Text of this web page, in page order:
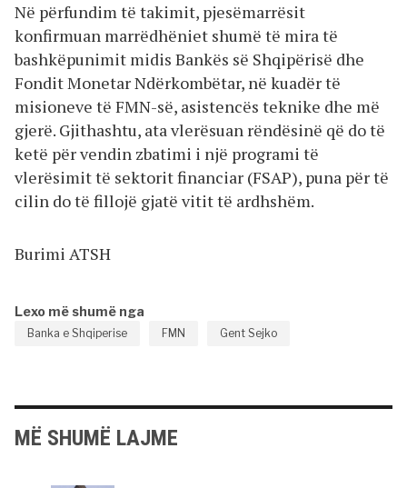
Në përfundim të takimit, pjesëmarrësit
konfirmuan marrëdhëniet shumë të mira të
bashkëpunimit midis Bankës së Shqipërisë dhe
Fondit Monetar Ndërkombëtar, në kuadër të
misioneve të FMN-së, asistencës teknike dhe më
gjerë. Gjithashtu, ata vlerësuan rëndësinë që do të
ketë për vendin zbatimi i një programi të
vlerësimit të sektorit financiar (FSAP), puna për të
cilin do të fillojë gjatë vitit të ardhshëm.
Burimi ATSH
Lexo më shumë nga
Banka e Shqiperise FMN Gent Sejko
MË SHUMË LAJME